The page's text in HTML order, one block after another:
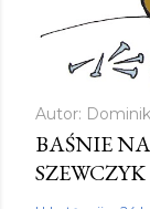
Autor:
BAŚNIE